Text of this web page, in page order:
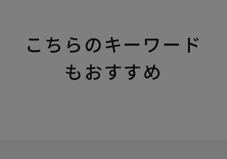
こちらのキーワード
もおすすめ